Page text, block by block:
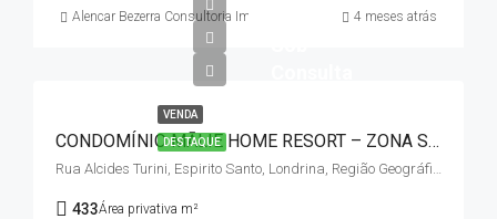
Alencar Bezerra Consultoria Imobiliária 4 meses atrás
VENDA
DESTAQUE CONDOMÍNIO MĀLIE HOME RESORT – ZONA SUL
Rua Alcides Turini, Espirito Santo, Londrina, Região Geográfica Imediata de Londrina, Região Geográfica Intermediária de Londrina, Paraná, Região Sul, 86055-701, Brasil
433Área privativa m²